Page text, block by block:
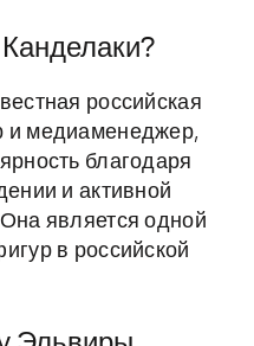
российская
и медиаменеджер,
благодаря
и активной
является одной
в российской